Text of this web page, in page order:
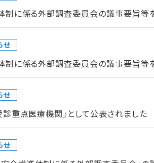
に係る外部調査委員会の議事要旨等
せ
に係る外部調査委員会の議事要旨等
せ
重点医療機関」として公表されました
せ